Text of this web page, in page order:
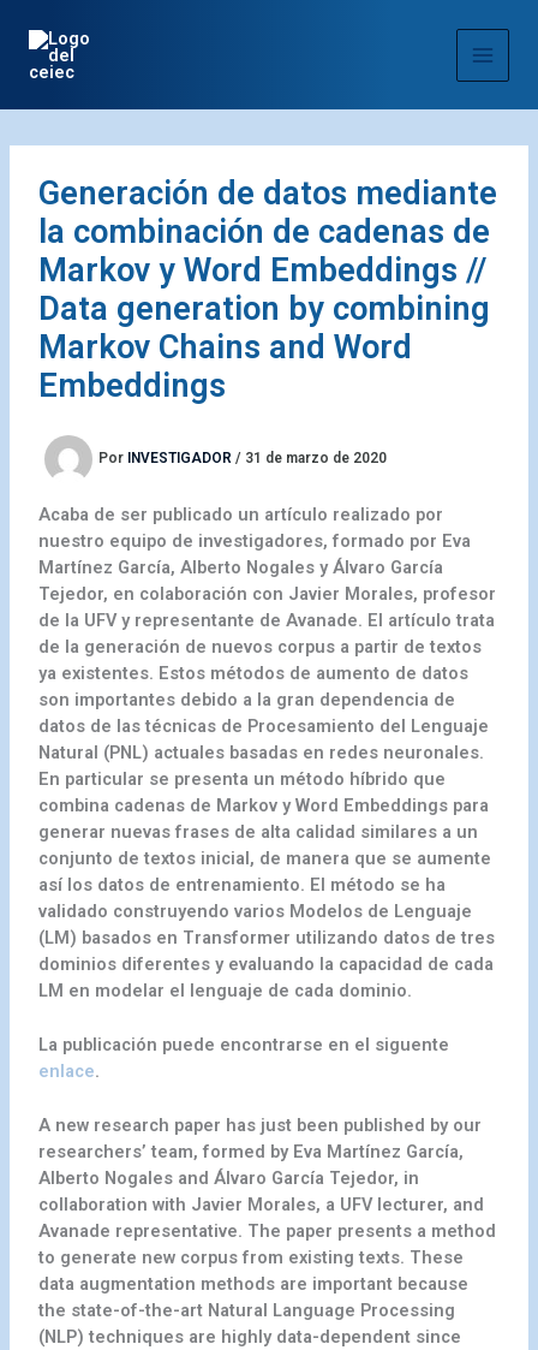
contenido
Generación de datos mediante
la combinación de cadenas de
Markov y Word Embeddings //
Data generation by combining
Markov Chains and Word
Embeddings
Por INVESTIGADOR / 31 de marzo de 2020
Acaba de ser publicado un artículo realizado por
nuestro equipo de investigadores, formado por Eva
Martínez García, Alberto Nogales y Álvaro García
Tejedor, en colaboración con Javier Morales, profesor
de la UFV y representante de Avanade. El artículo trata
de la generación de nuevos corpus a partir de textos
ya existentes. Estos métodos de aumento de datos
son importantes debido a la gran dependencia de
datos de las técnicas de Procesamiento del Lenguaje
Natural (PNL) actuales basadas en redes neuronales.
En particular se presenta un método híbrido que
combina cadenas de Markov y Word Embeddings para
generar nuevas frases de alta calidad similares a un
conjunto de textos inicial, de manera que se aumente
así los datos de entrenamiento. El método se ha
validado construyendo varios Modelos de Lenguaje
(LM) basados en Transformer utilizando datos de tres
dominios diferentes y evaluando la capacidad de cada
LM en modelar el lenguaje de cada dominio.
La publicación puede encontrarse en el siguente
enlace.
A new research paper has just been published by our
researchers’ team, formed by Eva Martínez García,
Alberto Nogales and Álvaro García Tejedor, in
collaboration with Javier Morales, a UFV lecturer, and
Avanade representative. The paper presents a method
to generate new corpus from existing texts. These
data augmentation methods are important because
the state-of-the-art Natural Language Processing
(NLP) techniques are highly data-dependent since